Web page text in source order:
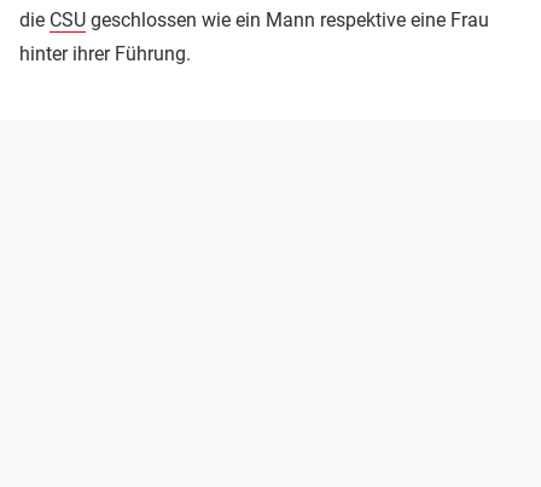
die CSU geschlossen wie ein Mann respektive eine Frau
hinter ihrer Führung.